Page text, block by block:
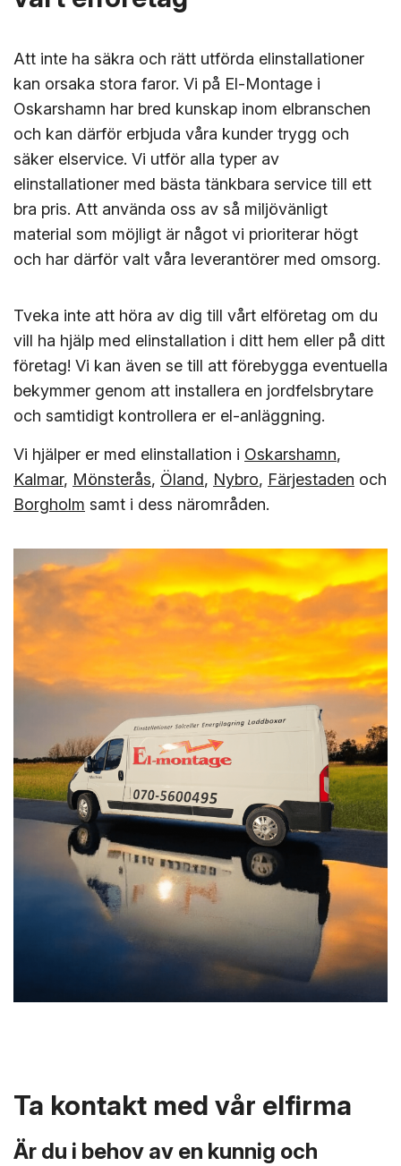
Att inte ha säkra och rätt utförda elinstallationer
kan orsaka stora faror. Vi på El-Montage i
Oskarshamn har bred kunskap inom elbranschen
och kan därför erbjuda våra kunder trygg och
säker elservice. Vi utför alla typer av
elinstallationer med bästa tänkbara service till ett
bra pris. Att använda oss av så miljövänligt
material som möjligt är något vi prioriterar högt
och har därför valt våra leverantörer med omsorg.
Tveka inte att höra av dig till vårt elföretag om du
vill ha hjälp med elinstallation i ditt hem eller på ditt
företag! Vi kan även se till att förebygga eventuella
bekymmer genom att installera en jordfelsbrytare
och samtidigt kontrollera er el-anläggning.
Vi hjälper er med elinstallation i Oskarshamn,
Kalmar, Mönsterås, Öland, Nybro, Färjestaden och
Borgholm samt i dess närområden.
Ta kontakt med vår elfirma
Är du i behov av en kunnig och